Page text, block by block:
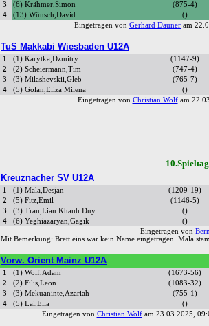
3
(6) Krähmer,Simon
(875-4)
4
(13) Wünsch,David
()
Eingetragen von Gerhard Dauner am
TuS Makkabi Wiesbaden U12A
1 (1) Karytka,Dzmitry
(1147-9)
2
(2) Scheiermann,Tim
(747-4)
3
(3) Milashevskii,Gleb
(765-7)
4
(5) Golan,Eliza Milena
()
Eingetragen von Christian Wolfam
Kreuznacher SV U12A
1 (1) Mala,Desjan
(1209-19)
2
(5) Fitz,Emil
(1146-5)
3
(3) Tran,Lian Khanh Duy
()
4
(6) Yeghiazaryan,Gagik
()
Eingetragen von
Mit Bemerkung: Brett eins war kein Name eingetragen. Mala
Vorw. Orient Mainz U12A
1 (1) Wolf,Adam
(1673-56)
2
(2) Filis,Leon
(1083-32)
3
(3) Mekuaninte,Azariah
(755-1)
4
(5) Lai,Ella
()
Eingetragen von Christian Wolfam 23.03.2025,